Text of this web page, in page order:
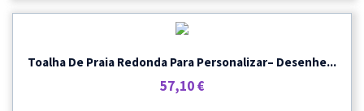
54,60 €
Toalha De Praia Redonda Para Personalizar– Desenhe...
57,10€